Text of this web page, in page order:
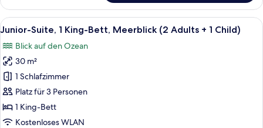
Suite,
1 King-
Bett,
Alle
Fotos
für
Junior-
Suite,
1 King-
Bett,
Meerblick
Ein modernes Schlafzimmer mit
6
Junior-Suite, 1 King-Bett, Meerblick (2 Adults + 1 Child)
Blick auf den Ozean
30 m²
1 Schlafzimmer
Platz für 3 Personen
1 King-Bett
Kostenloses WLAN